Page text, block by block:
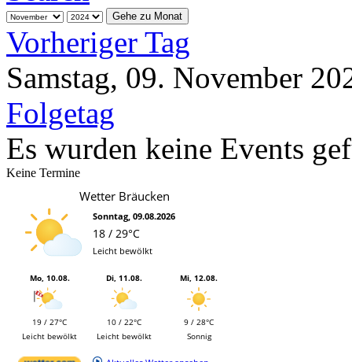
Gehe zu Monat
Vorheriger Tag
Samstag, 09. November
Folgetag
Es wurden keine Events
Keine Termine
Wetter Bräucken
Sonntag, 09.08.2026
18 / 29°C
Leicht bewölkt
Mo, 10.08.
19 / 27°C
Leicht bewölkt
Di, 11.08.
10 / 22°C
Leicht bewölkt
Mi, 12.08.
9 / 28°C
Sonnig